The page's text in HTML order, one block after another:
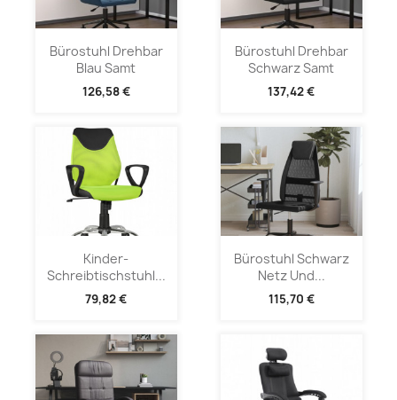
Bürostuhl Drehbar
Blau Samt
126,58 €
Bürostuhl Drehbar
Schwarz Samt
137,42 €
Kinder-
Schreibtischstuhl...
79,82 €
Bürostuhl Schwarz
Netz Und...
115,70 €